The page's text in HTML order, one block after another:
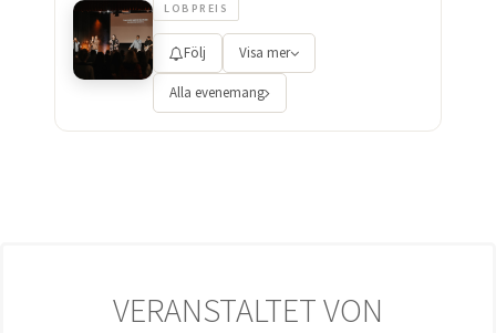
LOBPREIS
Följ Visa mer
Alla evenemang
VERANSTALTET VON